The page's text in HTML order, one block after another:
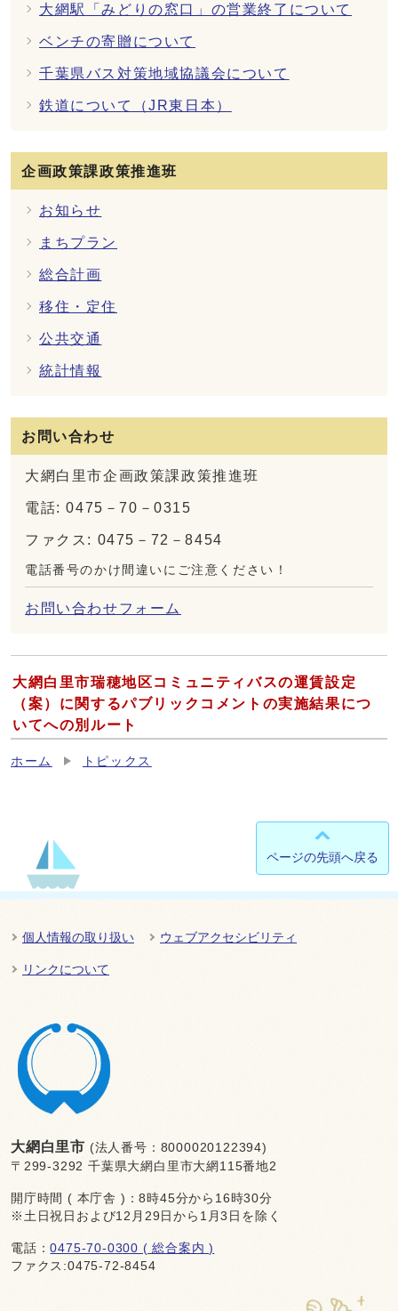
大網駅「みどりの窓口」の営業終了について
ベンチの寄贈について
千葉県バス対策地域協議会について
鉄道について（JR東日本）
企画政策課政策推進班
お知らせ
まちプラン
総合計画
移住・定住
公共交通
統計情報
お問い合わせ
大網白里市企画政策課政策推進班
電話: 0475－70－0315
ファクス: 0475－72－8454
電話番号のかけ間違いにご注意ください！
お問い合わせフォーム
大網白里市瑞穂地区コミュニティバスの運賃設定
（案）に関するパブリックコメントの実施結果につ
いてへの別ルート
ホーム トピックス
ページの先頭へ戻る
個人情報の取り扱い ウェブアクセシビリティ
リンクについて
大網白里市 (法人番号：8000020122394)
〒299-3292 千葉県大網白里市大網115番地2
開庁時間 ( 本庁舎 )：8時45分から16時30分
※土日祝日および12月29日から1月3日を除く
電話：0475-70-0300 ( 総合案内 )
ファクス:0475-72-8454